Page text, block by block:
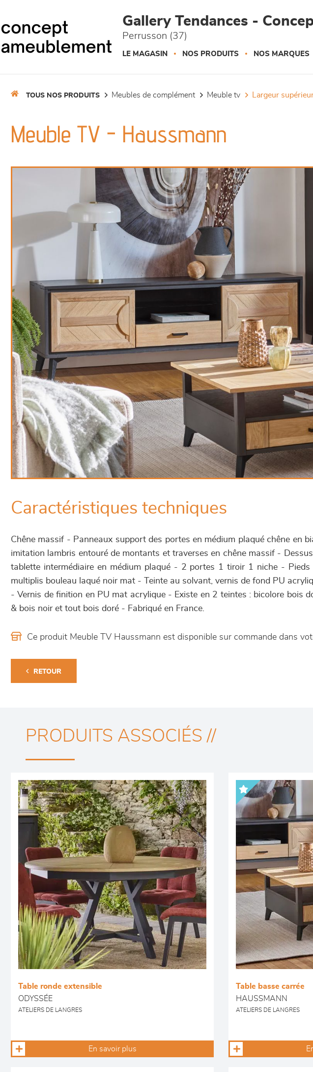
Gallery Tendances -
Perrusson (37)
LE MAGASIN NOS PRODUITS NOS MARQUES
TOUS NOS PRODUITS meubles de complément meuble tv largeur
Meuble TV - Haussmann
Caractéristiques techniques
Chêne massif - Panneaux support des portes en médium plaqué chêne en
imitation lambris entouré de montants et traverses en chêne massif -
tablette intermédiaire en médium plaqué - 2 portes 1 tiroir 1 niche - Pieds
multiplis bouleau laqué noir mat - Teinte au solvant, vernis de fond PU
- Vernis de finition en PU mat acrylique - Existe en 2 teintes : bicolore bois
& bois noir et tout bois doré - Fabriqué en France.
Ce produit Meuble TV Haussmann est disponible sur commande dans
RETOUR
PRODUITS ASSOCIÉS //
Table ronde extensible
ODYSSÉE
ATELIERS DE LANGRES
En savoir plus
Table basse carrée
HAUSSMANN
ATELIERS DE LANGRES